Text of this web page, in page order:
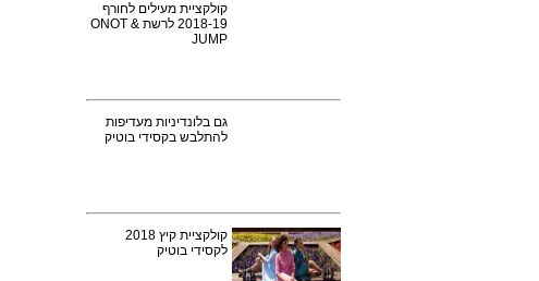
קולקציית מעילים לחורף
2018-19 לרשת ONOT &
JUMP
גם בלונדיניות מעדיפות
להתלבש בקסידי בוטיק
קולקציית קיץ 2018
לקסידי בוטיק